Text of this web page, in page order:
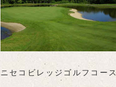
ニセコビレッジゴルフコース